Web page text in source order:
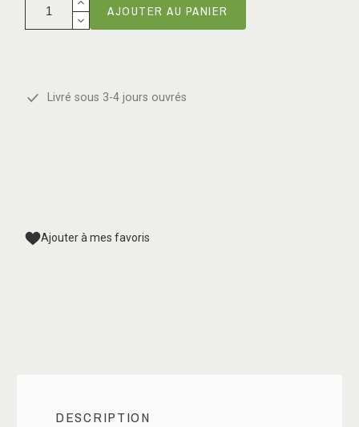
AJOUTER AU PANIER
Livré sous 3-4 jours ouvrés
Ajouter à mes favoris
DESCRIPTION